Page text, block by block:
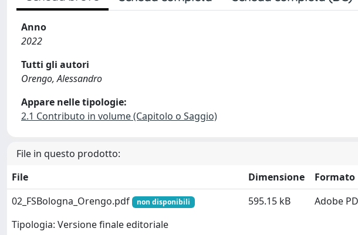
Anno
2022
Tutti gli autori
Orengo, Alessandro
Appare nelle tipologie:
2.1 Contributo in volume (Capitolo o Saggio)
File in questo prodotto:
File
Dimensione
Formato
02_FSBologna_Orengo.pdf
non disponibili
Tipologia: Versione finale editoriale
595.15 kB Adobe